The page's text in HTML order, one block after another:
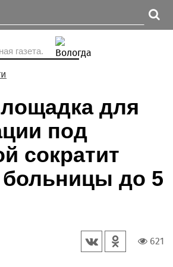
газета.
для
под
сократит
больницы до 5
621